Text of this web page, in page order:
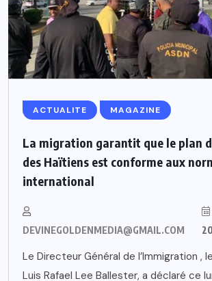
ACTUALITE MAGAZINE
La migration garantit que le plan
des Haïtiens est conforme aux
international
DEVINEGOLDENMEDIA@GMAIL.COM
Le Directeur Général de l’Immigration ,
Luis Rafael Lee Ballester, a déclaré ce